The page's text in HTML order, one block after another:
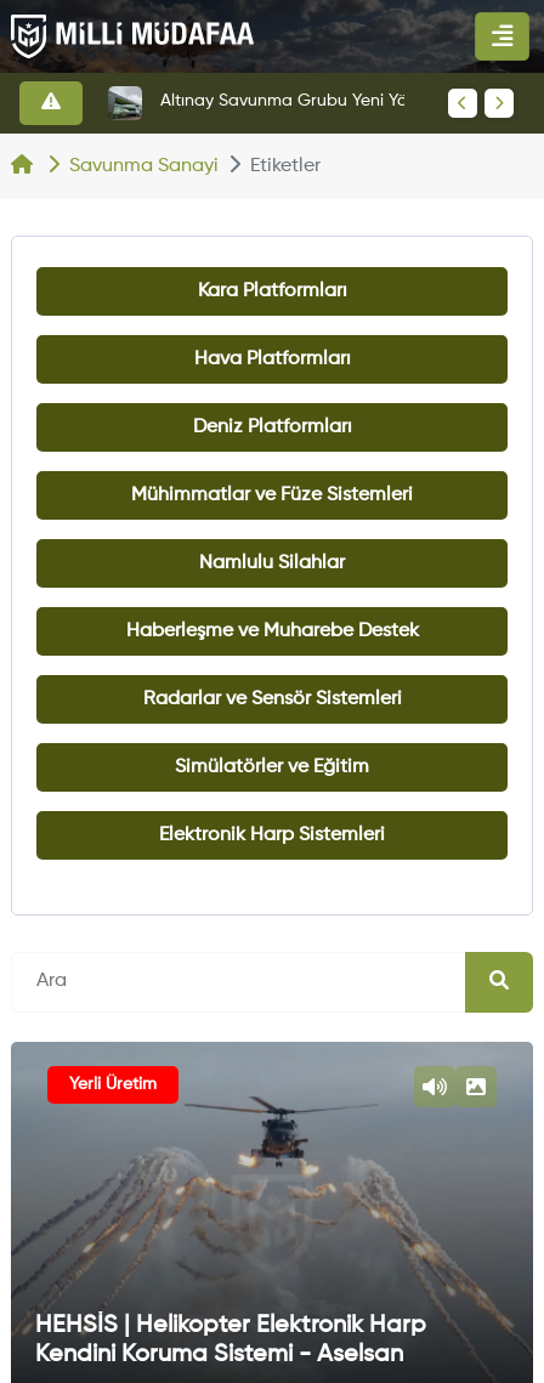
Savunma Sanayi Etiketler
Yerli Üretim
HEHSİS | Helikopter Elektronik Harp
Kendini Koruma Sistemi - Aselsan
Kara Platformları
Hava Platformları
Deniz Platformları
Mühimmatlar ve Füze Sistemleri
Namlulu Silahlar
Haberleşme ve Muharebe Destek
Radarlar ve Sensör Sistemleri
Simülatörler ve Eğitim
Elektronik Harp Sistemleri